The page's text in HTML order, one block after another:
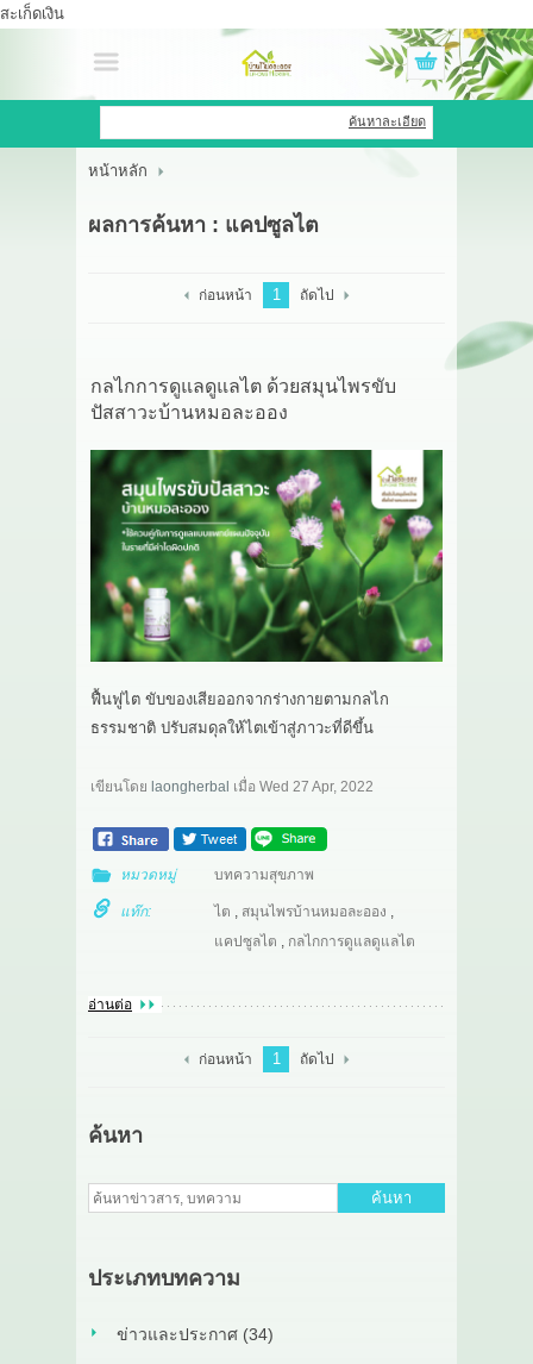
สะเก็ดเงิน
เข้าสู่ระบบ สมัครสมาชิก
สินค้าที่สนใจ
หน้าหลัก
HERBBRIGHT WELLNESS
GREEN HOUSE
เกี่ยวกับเรา
ค้นหาละเอียด
หน้าหลัก
ผลการค้นหา : แคปซูลไต
ก่อนหน้า 1 ถัดไป
กลไกการดูแลดูแลไต ด้วยสมุนไพรขับ
ปัสสาวะบ้านหมอละออง
ฟื้นฟูไต ขับของเสียออกจากร่างกายตามกลไก
ธรรมชาติ ปรับสมดุลให้ไตเข้าสู่ภาวะที่ดีขึ้น
เขียนโดย laongherbal เมื่อ Wed 27 Apr, 2022
หมวดหมู่ บทความสุขภาพ
แท๊ก: ไต สมุนไพรบ้านหมอละออง
แคปซูลไต
กลไกการดูแลดูแลไต
อ่านต่อ
ก่อนหน้า 1 ถัดไป
ค้นหา
ค้นหา
ประเภทบทความ
ข่าวและประกาศ (34)